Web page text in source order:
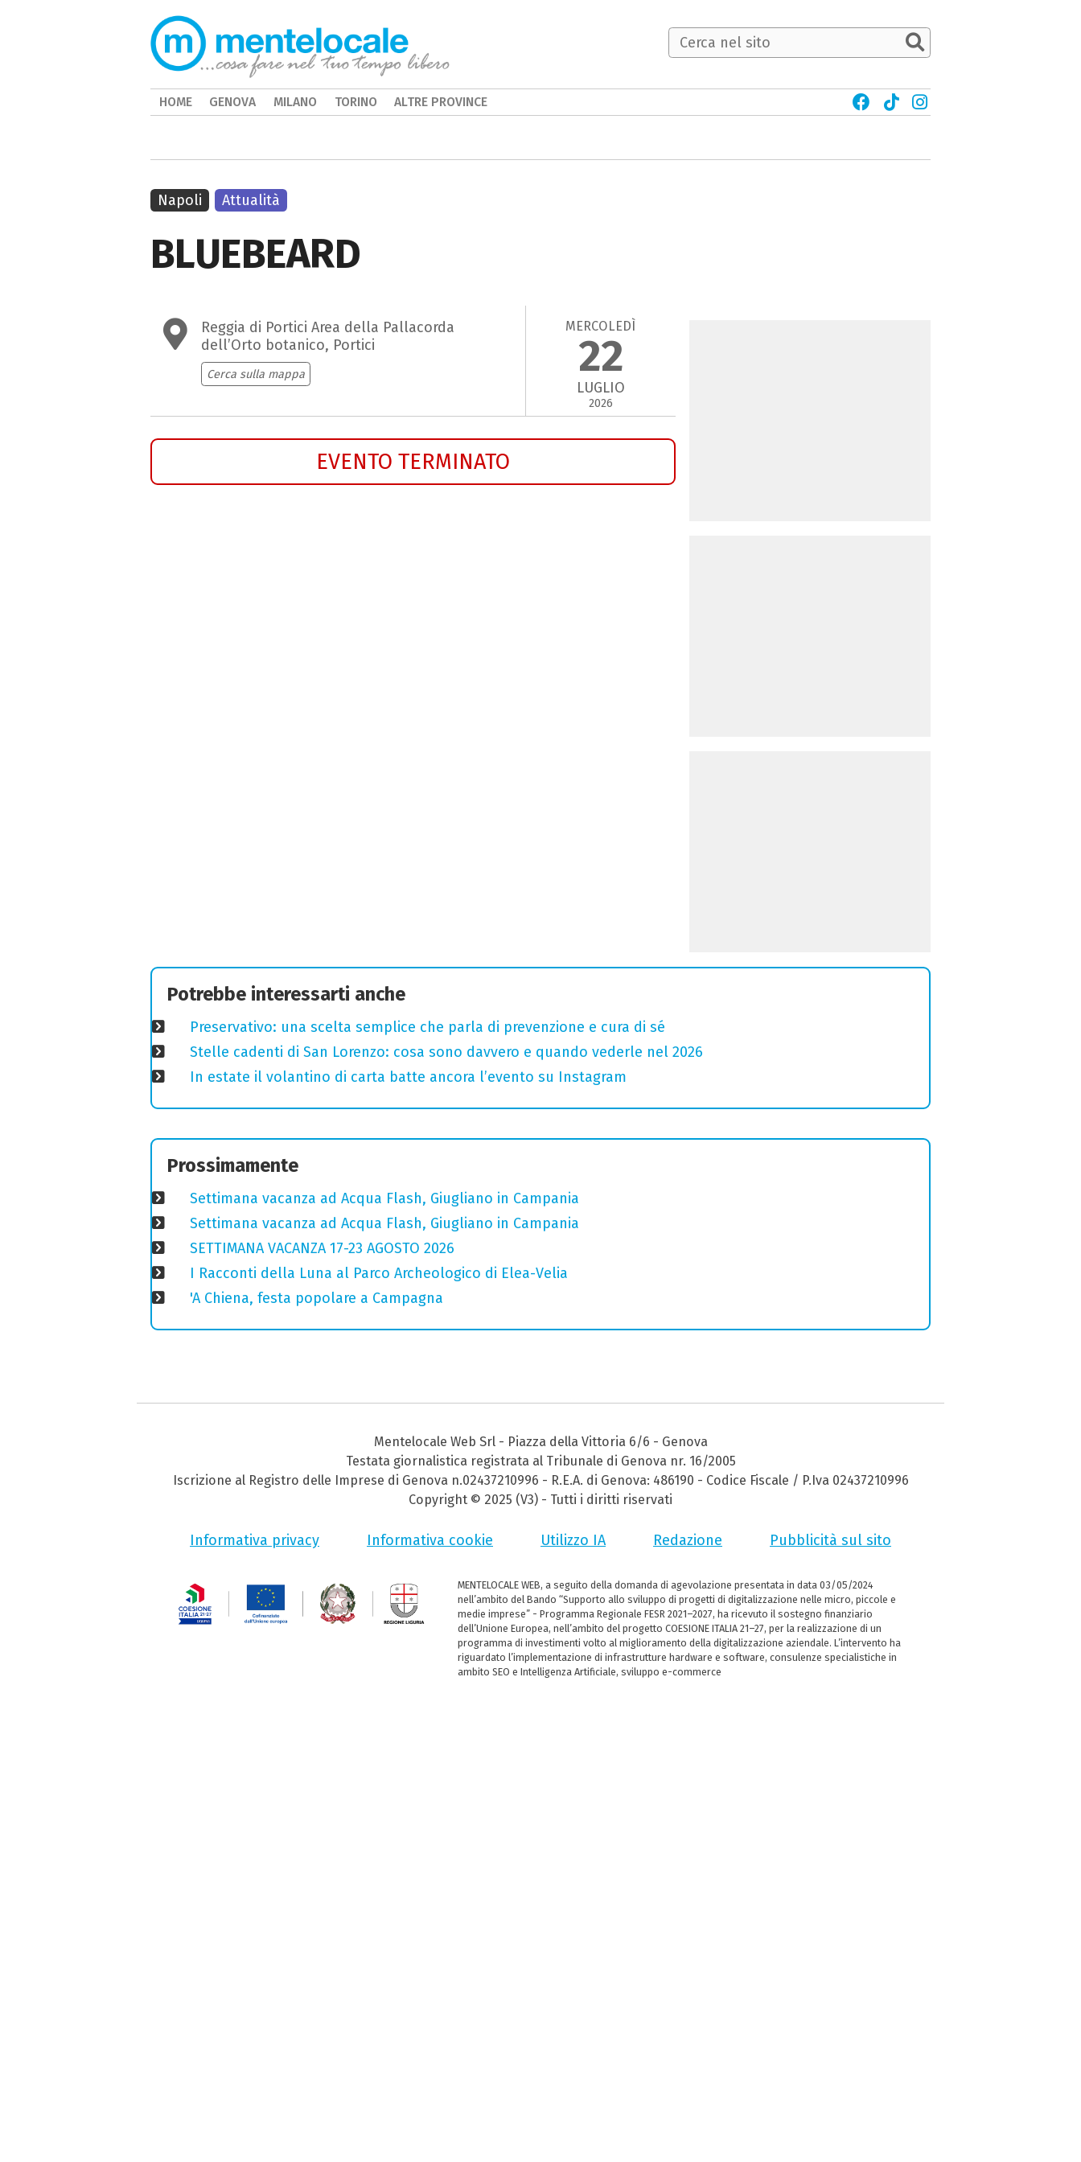
BLUEBEARD
Reggia di Portici Area della Pallacorda
dell’Orto botanico, Portici
Cerca sulla mappa
MERCOLEDÌ
22
LUGLIO
2026
EVENTO TERMINATO
Napoli Attualità
Potrebbe interessarti anche
Preservativo: una scelta semplice che parla di prevenzione e cura di sé
Stelle cadenti di San Lorenzo: cosa sono davvero e quando vederle nel 2026
In estate il volantino di carta batte ancora l’evento su Instagram
Prossimamente
Settimana vacanza ad Acqua Flash, Giugliano in Campania
Settimana vacanza ad Acqua Flash, Giugliano in Campania
SETTIMANA VACANZA 17-23 AGOSTO 2026
I Racconti della Luna al Parco Archeologico di Elea-Velia
'A Chiena, festa popolare a Campagna
HOME GENOVA MILANO TORINO ALTRE PROVINCE
Mentelocale Web Srl - Piazza della Vittoria 6/6 - Genova
Testata giornalistica registrata al Tribunale di Genova nr. 16/2005
Iscrizione al Registro delle Imprese di Genova n.02437210996 - R.E.A. di Genova: 486190 - Codice Fiscale / P.Iva 02437210996
Copyright © 2025 (V3) - Tutti i diritti riservati
Informativa privacy Informativa cookie Utilizzo IA Redazione Pubblicità sul sito
MENTELOCALE WEB, a seguito della domanda di agevolazione presentata in data 03/05/2024
nell’ambito del Bando “Supporto allo sviluppo di progetti di digitalizzazione nelle micro, piccole e
medie imprese” - Programma Regionale FESR 2021–2027, ha ricevuto il sostegno finanziario
dell’Unione Europea, nell’ambito del progetto COESIONE ITALIA 21–27, per la realizzazione di un
programma di investimenti volto al miglioramento della digitalizzazione aziendale. L’intervento ha
riguardato l’implementazione di infrastrutture hardware e software, consulenze specialistiche in
ambito SEO e Intelligenza Artificiale, sviluppo e-commerce